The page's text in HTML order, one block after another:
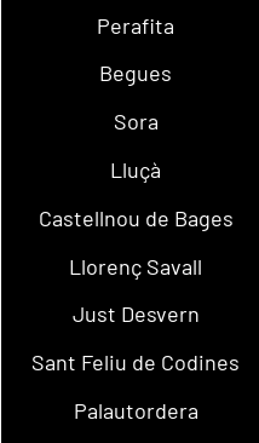
Perafita
Begues
Sora
Lluçà
Castellnou de Bages
Llorenç Savall
Just Desvern
Sant Feliu de Codines
Palautordera